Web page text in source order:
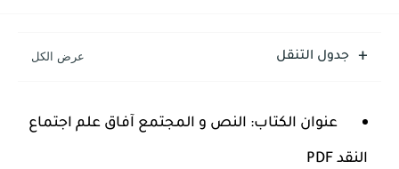
جدول التنقل
عنوان الكتاب: النص و المجتمع آفاق علم اجتماع
النقد PDF